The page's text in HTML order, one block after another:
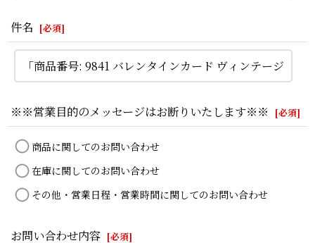
件名 [必須]
※※営業目的のメッセージはお断りいたします※※ [必須]
商品に関してのお問い合わせ
在庫に関してのお問い合わせ
その他・営業日程・営業時間に関してのお問い合わせ
お問い合わせ内容 [必須]